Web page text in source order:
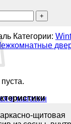
в магазин
Категории:
щитовая